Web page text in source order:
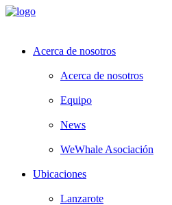
Acerca de nosotros
Acerca de nosotros
Equipo
News
WeWhale Asociación
Ubicaciones
Lanzarote